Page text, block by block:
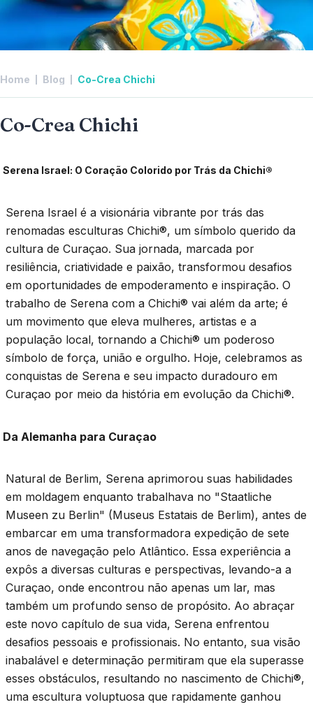
Home Blog Co-Crea Chichi
Co-Crea Chichi
Serena Israel: O Coração Colorido por Trás da Chichi®
Serena Israel é a visionária vibrante por trás das
renomadas esculturas Chichi®, um símbolo querido da
cultura de Curaçao. Sua jornada, marcada por
resiliência, criatividade e paixão, transformou desafios
em oportunidades de empoderamento e inspiração. O
trabalho de Serena com a Chichi® vai além da arte; é
um movimento que eleva mulheres, artistas e a
população local, tornando a Chichi® um poderoso
símbolo de força, união e orgulho. Hoje, celebramos as
conquistas de Serena e seu impacto duradouro em
Curaçao por meio da história em evolução da Chichi®.
Da Alemanha para Curaçao
Natural de Berlim, Serena aprimorou suas habilidades
em moldagem enquanto trabalhava no "Staatliche
Museen zu Berlin" (Museus Estatais de Berlim), antes de
embarcar em uma transformadora expedição de sete
anos de navegação pelo Atlântico. Essa experiência a
expôs a diversas culturas e perspectivas, levando-a a
Curaçao, onde encontrou não apenas um lar, mas
também um profundo senso de propósito. Ao abraçar
este novo capítulo de sua vida, Serena enfrentou
desafios pessoais e profissionais. No entanto, sua visão
inabalável e determinação permitiram que ela superasse
esses obstáculos, resultando no nascimento de Chichi®,
uma escultura voluptuosa que rapidamente ganhou